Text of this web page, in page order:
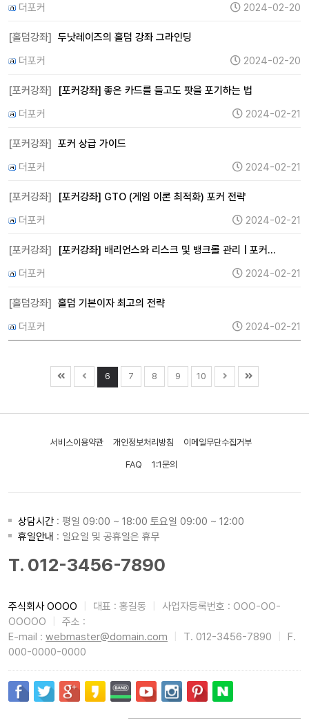
더포커
2024-02-20
[홀덤강좌] 두낫레이즈의 홀덤 강좌 그라인딩
더포커
2024-02-20
[포커강좌]
[포커강좌] 좋은 카드를 들고도 팟을 포기하는 법
더포커
2024-02-21
[포커강좌] 포커 상급 가이드
더포커
2024-02-21
[포커강좌]
[포커강좌] GTO (게임 이론 최적화) 포커 전략
더포커
2024-02-21
[포커강좌]
[포커강좌] 배리언스와 리스크 및 뱅크롤 관리 | 포커…
더포커
2024-02-21
[홀덤강좌] 홀덤 기본이자 최고의 전략
더포커
2024-02-21
6 7 8 9 10
서비스이용약관 개인정보처리방침 이메일무단수집거부
FAQ 1:1문의
상담시간 : 평일 09:00 ~ 18:00 토요일 09:00 ~ 12:00
휴일안내 : 일요일 및 공휴일은 휴무
T. 012-3456-7890
주식회사 OOOO 대표 : 홍길동
사업자등록번호 : OOO-OO-
OOOOO
주소 :
E-mail : webmaster@domain.com T. 012-3456-7890
F.
000-0000-0000